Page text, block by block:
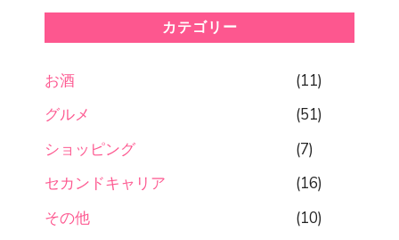
カテゴリー
お酒
(11)
グルメ
(51)
ショッピング
(7)
セカンドキャリア
(16)
その他
(10)